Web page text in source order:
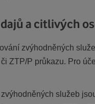
a citlivých
zvýhodněných
ZTP/P průkazu. Pro
služeb